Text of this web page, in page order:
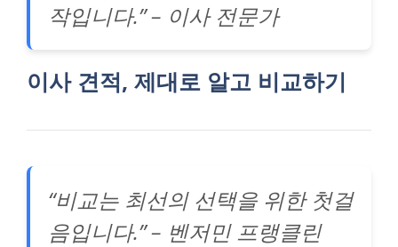
작입니다.” – 이사 전문가
이사 견적, 제대로 알고 비교하기
“비교는 최선의 선택을 위한 첫걸
음입니다.” – 벤저민 프랭클린